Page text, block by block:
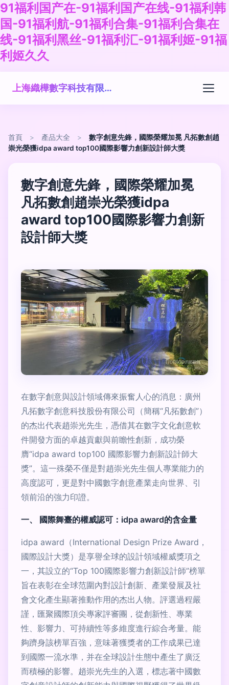
91福利国产在-91福利国产在线-91福利韩
国-91福利航-91福利合集-91福利合集在
线-91福利黑丝-91福利汇-91福利姬-91福
利姬久久
上海織樺數字科技有限公司
首頁 > 產品大全 >
數字創意先鋒，國際榮耀加冕 凡拓數創趙
崇光榮獲idpa award top100國際影響力創新設計師大獎
數字創意先鋒，國際榮耀加冕
凡拓數創趙崇光榮獲idpa
award top100國際影響力創新
設計師大獎
在數字創意與設計領域傳來振奮人心的消息：廣州
凡拓數字創意科技股份有限公司（簡稱“凡拓數創”）
的杰出代表趙崇光先生，憑借其在數字文化創意軟
件開發方面的卓越貢獻與前瞻性創新，成功榮
膺“idpa award top100 國際影響力創新設計師大
獎”。這一殊榮不僅是對趙崇光先生個人專業能力的
高度認可，更是對中國數字創意產業走向世界、引
領前沿的強力印證。
一、 國際舞臺的權威認可：idpa award的含金量
idpa award（International Design Prize Award，
國際設計大獎）是享譽全球的設計領域權威獎項之
一，其設立的“Top 100國際影響力創新設計師”榜單
旨在表彰在全球范圍內對設計創新、產業發展及社
會文化產生顯著推動作用的杰出人物。評選過程嚴
謹，匯聚國際頂尖專家評審團，從創新性、專業
性、影響力、可持續性等多維度進行綜合考量。能
夠躋身該榜單百強，意味著獲獎者的工作成果已達
到國際一流水準，并在全球設計生態中產生了廣泛
而積極的影響。趙崇光先生的入選，標志著中國數